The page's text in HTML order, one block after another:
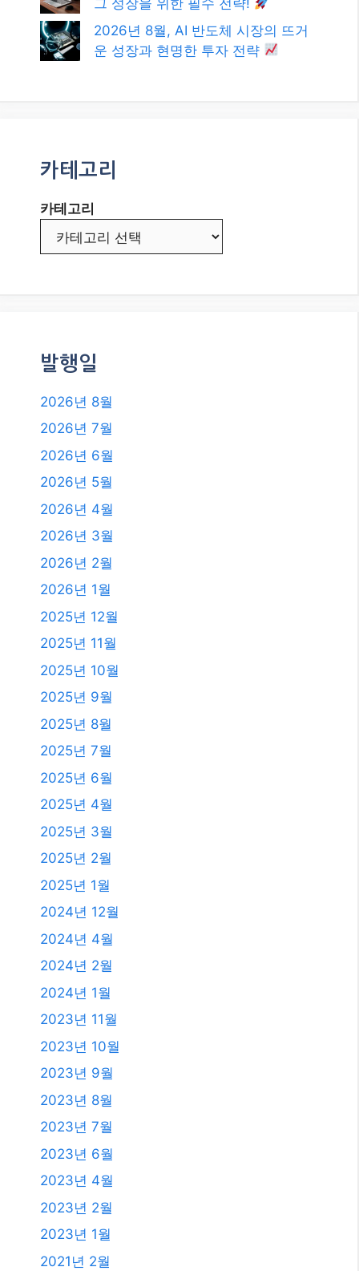
그 성장을 위한 필수 전략!
2026년 8월, AI 반도체 시장의 뜨거
운 성장과 현명한 투자 전략
카테고리
카테고리
발행일
2026년 8월
2026년 7월
2026년 6월
2026년 5월
2026년 4월
2026년 3월
2026년 2월
2026년 1월
2025년 12월
2025년 11월
2025년 10월
2025년 9월
2025년 8월
2025년 7월
2025년 6월
2025년 4월
2025년 3월
2025년 2월
2025년 1월
2024년 12월
2024년 4월
2024년 2월
2024년 1월
2023년 11월
2023년 10월
2023년 9월
2023년 8월
2023년 7월
2023년 6월
2023년 4월
2023년 2월
2023년 1월
2021년 2월